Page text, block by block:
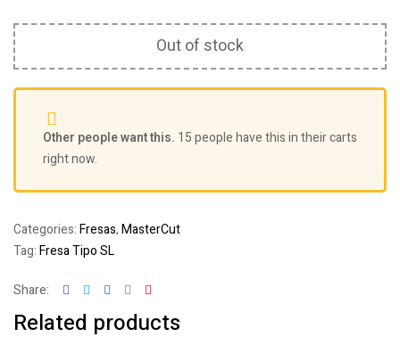
Out of stock
Other people want this. 15 people have this in their carts
right now.
Categories:Fresas,MasterCut
Tag:Fresa Tipo SL
Share: FacebookTwitterLinkedinGoogle+
Related products